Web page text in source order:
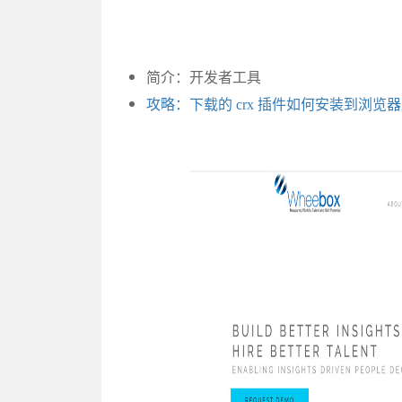
简介：开发者工具
攻略：下载的 crx 插件如何安装到浏览